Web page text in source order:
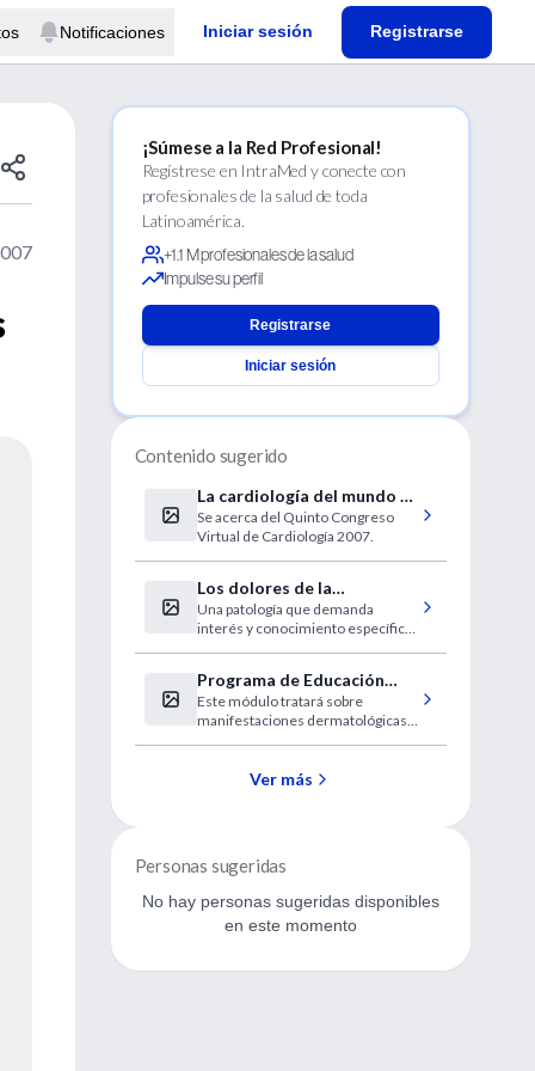
Notificaciones Iniciar sesión Registrarse
¡Súmese a la Red Profesional!
Regístrese en IntraMed y conecte con
profesionales de la salud de toda
Latinoamérica.
+1.1 M profesionales de la salud
Impulse su perfil
Registrarse
Iniciar sesión
Contenido sugerido
La cardiología del mundo a
un click de distancia
Se acerca del Quinto Congreso
Virtual de Cardiología 2007.
Los dolores de la
fibromialgia se localizan en
18 puntos clave
Una patología que demanda
interés y conocimiento específico
Programa de Educación
Continua para Médicos que
atienden a Personas con
VIH/SIDA
Este módulo tratará sobre
manifestaciones dermatológicas
Ver más
Personas sugeridas
No hay personas sugeridas disponibles
en este momento